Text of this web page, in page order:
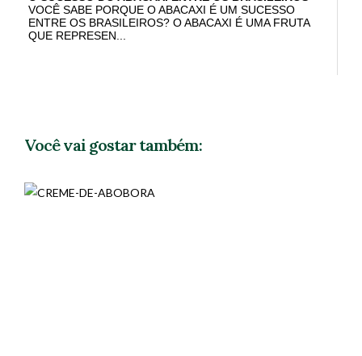
VOCÊ SABE PORQUE O ABACAXI É UM SUCESSO
ENTRE OS BRASILEIROS? O ABACAXI É UMA FRUTA
QUE REPRESEN...
Você vai gostar também: